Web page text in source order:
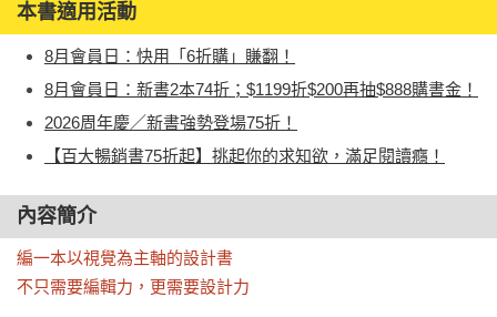
本書適用活動
8月會員日：快用「6折購」賺翻！
8月會員日：新書2本74折；$1199折$200再抽$888購書金！
2026周年慶／新書強勢登場75折！
【百大暢銷書75折起】挑起你的求知欲，滿足閱讀癮！
內容簡介
編一本以視覺為主軸的設計書
不只需要編輯力，更需要設計力